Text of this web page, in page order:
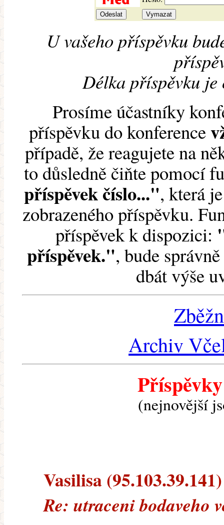
U vašeho příspěvku
Délka příspěvku je
Prosíme účastníky
příspěvku do konference
případě, že reagujete na
to důsledně čiňte pomocí
příspěvek číslo...", která
zobrazeného příspěvku.
příspěvek k dispozici:
příspěvek.", bude
dbát výše
Archiv
(nejnovější
Vasilisa
Re: utraceni bodaveho